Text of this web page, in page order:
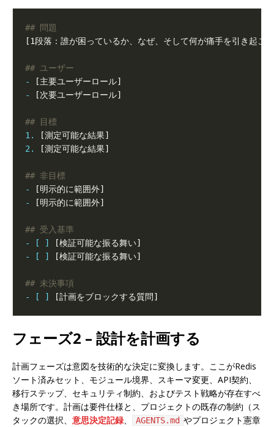
-
-
1.
2.
-
-
- [ ]
- [ ]
- [ ]
フェーズ2 – 設計を計画する
計画フェーズは意図を技術的な決定に変換します。ここがRedis
ソート済みセット、モジュール境界、スキーマ変更、API契約、
移行ステップ、セキュリティ制約、およびテスト戦略が存在すべ
き場所です。計画は要件仕様と、プロジェクトの既存の制約（ス
タックの選択、 意思決定記録、 AGENTS.md やプロジェクト憲章